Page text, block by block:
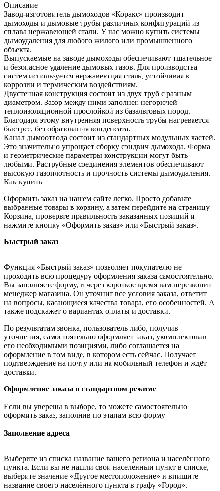
Описание
Завод-изготовитель дымоходов «Коракс» производит
дымоходы и дымовые трубы различных конфигураций из
сплава нержавеющей стали. У нас можно купить системы
дымоудаления для любого жилого или промышленного
объекта.
Выпускаемые на заводе дымоходы обеспечивают тщательное
и безопасное удаление дымовых газов. Для производства
систем используется нержавеющая сталь, устойчивая к
коррозии и термическим воздействиям.
Двустенная конструкция состоит из двух труб с разным
диаметром. Зазор между ними заполнен негорючей
теплоизоляционной прослойкой из базальтовых пород.
Благодаря этому внутренняя поверхность трубы нагревается
быстрее, без образования конденсата.
Канал дымоотвода состоит из стандартных модульных частей.
Это значительно упрощает сборку сэндвич дымохода. Форма
и геометрические параметры конструкции могут быть
любыми. Раструбные соединения элементов обеспечивают
высокую газоплотность и прочность системы дымоудаления.
Как купить
Оформить заказ на нашем сайте легко. Просто добавьте
выбранные товары в корзину, а затем перейдите на страницу
Корзина, проверьте правильность заказанных позиций и
нажмите кнопку «Оформить заказ» или «Быстрый заказ».
Быстрый заказ
Функция «Быстрый заказ» позволяет покупателю не
проходить всю процедуру оформления заказа самостоятельно.
Вы заполняете форму, и через короткое время вам перезвонит
менеджер магазина. Он уточнит все условия заказа, ответит
на вопросы, касающиеся качества товара, его особенностей. А
также подскажет о вариантах оплаты и доставки.
По результатам звонка, пользователь либо, получив
уточнения, самостоятельно оформляет заказ, укомплектовав
его необходимыми позициями, либо соглашается на
оформление в том виде, в котором есть сейчас. Получает
подтверждение на почту или на мобильный телефон и ждёт
доставки.
Оформление заказа в стандартном режиме
Если вы уверены в выборе, то можете самостоятельно
оформить заказ, заполнив по этапам всю форму.
Заполнение адреса
Выберите из списка название вашего региона и населённого
пункта. Если вы не нашли свой населённый пункт в списке,
выберите значение «Другое местоположение» и впишите
название своего населённого пункта в графу «Город».